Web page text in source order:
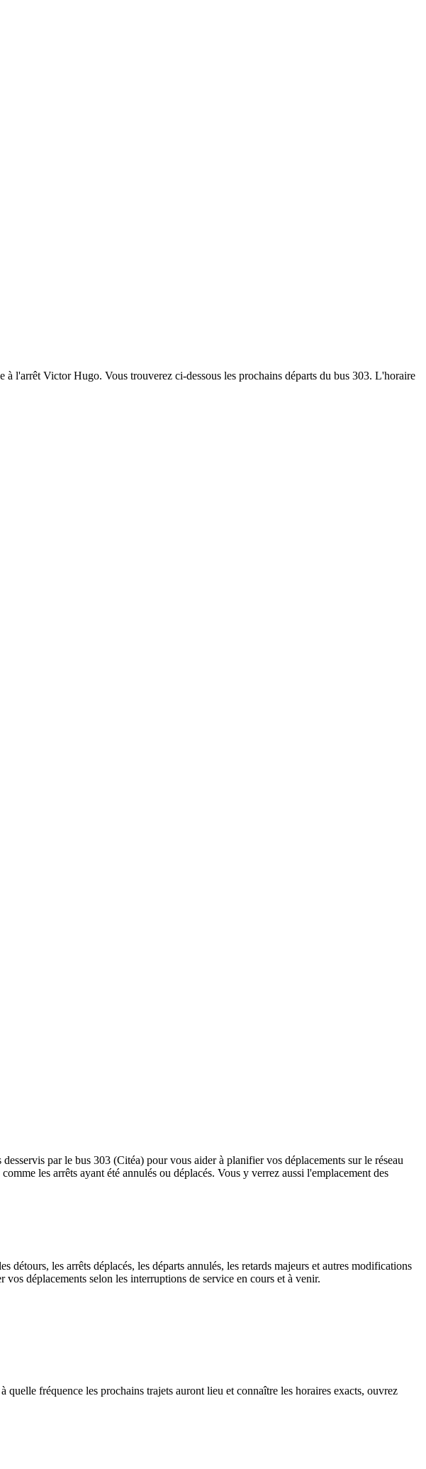
l'arrêt Victor Hugo. Vous trouverez ci-dessous les prochains départs du bus 303. L'horaire
par le bus 303 (Citéa) pour vous aider à planifier vos déplacements sur le réseau
les arrêts ayant été annulés ou déplacés. Vous y verrez aussi l'emplacement des
les arrêts déplacés, les départs annulés, les retards majeurs et autres modifications
déplacements selon les interruptions de service en cours et à venir.
fréquence les prochains trajets auront lieu et connaître les horaires exacts, ouvrez